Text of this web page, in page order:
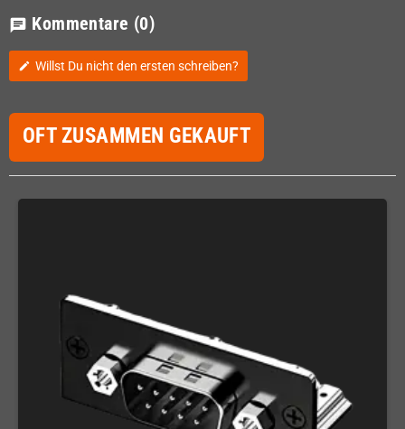
chat Kommentare (0)
edit Willst Du nicht den ersten schreiben?
OFT ZUSAMMEN GEKAUFT